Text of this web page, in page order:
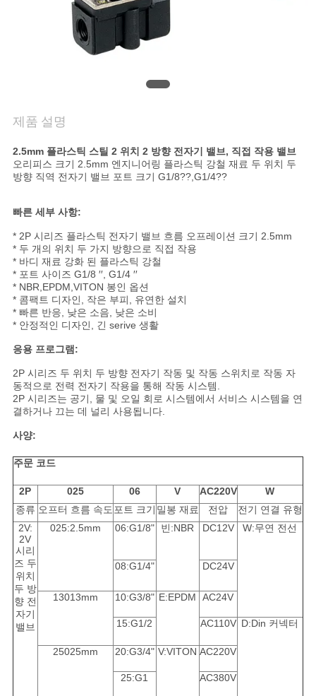
세
요
인
용
문
을
요
구
하
세
요
VR
SHOW
사
이
트
맵
제품 설명
2.5mm 플라스틱 스틸 2 위치 2 방향 전자기 밸브, 직접 작용 밸브
오리피스 크기 2.5mm 엔지니어링 플라스틱 강철 재료 두 위치 두
방향 직역 전자기 밸브 포트 크기 G1/8??,G1/4??
빠른 세부 사항:
* 2P 시리즈 플라스틱 전자기 밸브 흐름 오프레이션 크기 2.5mm
* 두 개의 위치 두 가지 방향으로 직접 작용
* 바디 재료 강화 된 플라스틱 강철
* 포트 사이즈 G1/8 ′′, G1/4 ′′
* NBR,EPDM,VITON 봉인 옵션
* 콤팩트 디자인, 작은 부피, 유연한 설치
* 빠른 반응, 낮은 소음, 낮은 소비
* 안정적인 디자인, 긴 serive 생활
응용 프로그램:
2P 시리즈 두 위치 두 방향 전자기 작동 및 작동 스위치로 작동 자
동적으로 전력 전자기 작용을 통해 작동 시스템.
2P 시리즈는 공기, 물 및 오일 회로 시스템에서 서비스 시스템을 연
결하거나 끄는 데 널리 사용됩니다.
사양:
주문 코드
2P 025 06 V AC220V
W
종류 오프터 흐름 속도포트 크기 밀봉 재료 전압
전기 연결 유형
2V:
2V
시리
즈 두
위치
두 방
향 전
자기
밸브
025:2.5mm 06:G1/8" 빈:NBR DC12V W:무연 전선
08:G1/4" DC24V
13013mm 10:G3/8" E:EPDM AC24V
15:G1/2 AC110V D:Din 커넥터
25025mm 20:G3/4" V:VITON AC220V
25:G1 AC380V